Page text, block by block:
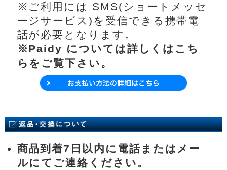
※ご利用には SMS(ショートメッセ
ージサービス)を受信できる携帯電
話が必要となります。
※Paidy については詳しくはこち
らをご覧下さい。
商品到着7日以内に電話またはメー
ルにてご連絡ください。